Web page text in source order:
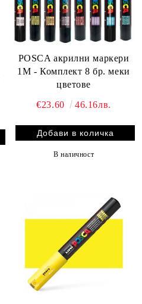
POSCA акрилни маркери
1M - Комплект 8 бр. меки
цветове
€23.60
46.16лв.
В наличност